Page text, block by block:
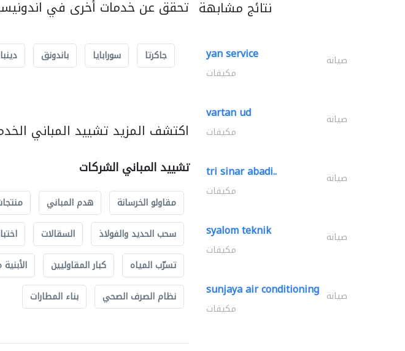
تحقق عن خدمات أخرى في
جاكرتا سورابايا باندونق
اكتشف المزيد تشييد المباني
تشييد المباني الشركات
مقاولو الخرسانة هدم المباني
سحب الحديد والفولاذ
السقالات
تسرّب المياه
كبار المقاوليين
نظام الصرف الصحي
بناء المطارات
نتائج مشابهة
yan service صيانة
مكيفات
vartan ud صيانة
مكيفات
tri sinar abadi.. صيانة
مكيفات
syalom teknik صيانة
مكيفات
sunjaya air conditioning صيانة
مكيفات